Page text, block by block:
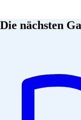
Die nächsten